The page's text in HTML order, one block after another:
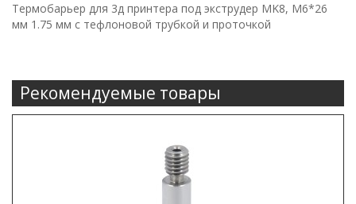
Термобарьер для 3д принтера под экструдер MK8, М6*26
мм 1.75 мм с тефлоновой трубкой и проточкой
Рекомендуемые товары